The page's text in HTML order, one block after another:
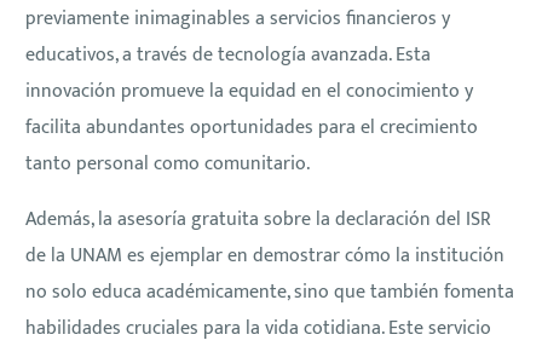
previamente inimaginables a servicios financieros y
educativos, a través de tecnología avanzada. Esta
innovación promueve la equidad en el conocimiento y
facilita abundantes oportunidades para el crecimiento
tanto personal como comunitario.
Además, la asesoría gratuita sobre la declaración del ISR
de la UNAM es ejemplar en demostrar cómo la institución
no solo educa académicamente, sino que también fomenta
habilidades cruciales para la vida cotidiana. Este servicio